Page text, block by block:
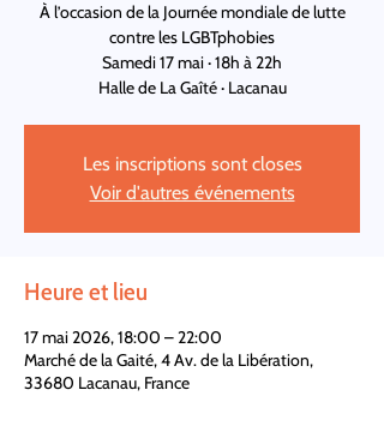
À l’occasion de la Journée mondiale de lutte
contre les LGBTphobies
Samedi 17 mai · 18h à 22h
Halle de La Gaîté · Lacanau
Les inscriptions sont closes
Voir d'autres événements
Heure et lieu
17 mai 2026, 18:00 – 22:00
Marché de la Gaité, 4 Av. de la Libération,
33680 Lacanau, France